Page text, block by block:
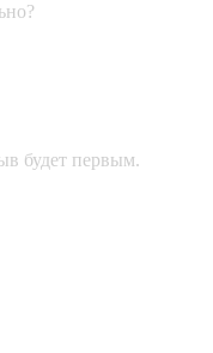
будет первым.